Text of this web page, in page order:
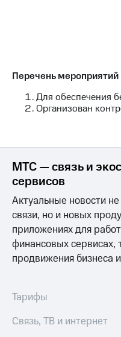
"МТС"
акционеров
Личный
Акционерный
Контроль
и
Рынок
акций
Описание
Программа
приобретения
Рынок
облигаций
Перечень
Для обеспечения
Организован
МТС — связь и
сервисов
Актуальные новости
связи, но и новых
приложениях для
финансовых сервисах,
продвижения бизнеса
Тарифы
Связь, ТВ и интернет